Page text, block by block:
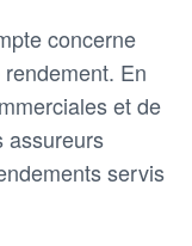
concerne
En
et de
assureurs
servis